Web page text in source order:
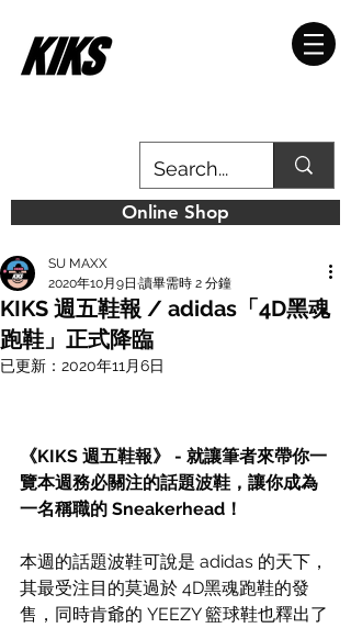
Online Shop
KIKS 週五鞋報 / adidas「4D黑魂
跑鞋」正式降臨
SU MAXX
2020年10月9日 讀畢需時 2 分鐘
已更新： 2020年11月6日
《KIKS 週五鞋報》 - 就讓筆者來帶你一
覽本週務必關注的話題波鞋，讓你成為
一名稱職的 Sneakerhead！
本週的話題波鞋可說是 adidas 的天下，
其最受注目的莫過於 4D黑魂跑鞋的發
售，同時肯爺的 YEEZY 籃球鞋也釋出了